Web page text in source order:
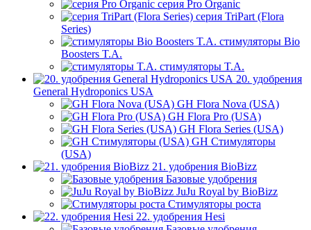
серия Pro Organic
серия TriPart (Flora
Series)
стимуляторы Bio
Boosters T.A.
стимуляторы T.A.
20. удобрения
General Hydroponics USA
GH Flora Nova (USA)
GH Flora Pro (USA)
GH Flora Series (USA)
GH Стимуляторы
(USA)
21. удобрения BioBizz
Базовые удобрения
JuJu Royal by BioBizz
Стимуляторы роста
22. удобрения Hesi